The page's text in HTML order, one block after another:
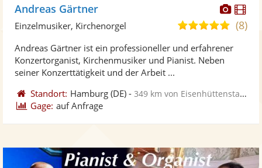
Fotos
Andreas Gärtner
5,0
5
(8)
Einzelmusiker, Kirchenorgel
Andreas Gärtner ist ein professioneller und erfahrener
Konzertorganist, Kirchenmusiker und Pianist. Neben
seiner Konzerttätigkeit und der Arbeit ...
Standort: Hamburg (DE) -349 km von Eisenhüttenstadt
Gage: auf Anfrage